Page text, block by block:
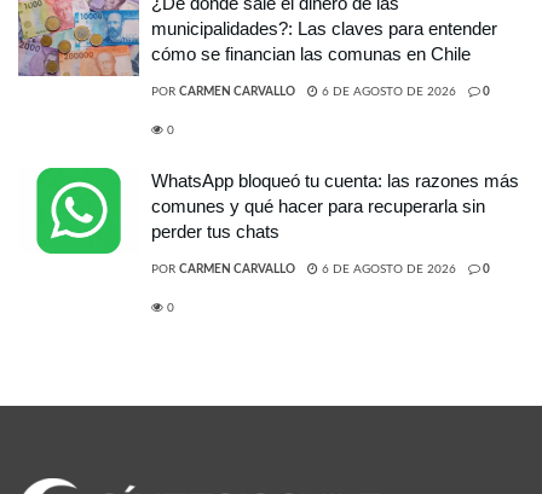
municipalidades?: Las claves para entender
cómo se financian las comunas en Chile
POR CARMEN CARVALLO 6 DE AGOSTO DE 2026 0
0
WhatsApp bloqueó tu cuenta: las razones más
comunes y qué hacer para recuperarla sin
perder tus chats
POR CARMEN CARVALLO 6 DE AGOSTO DE 2026 0
0